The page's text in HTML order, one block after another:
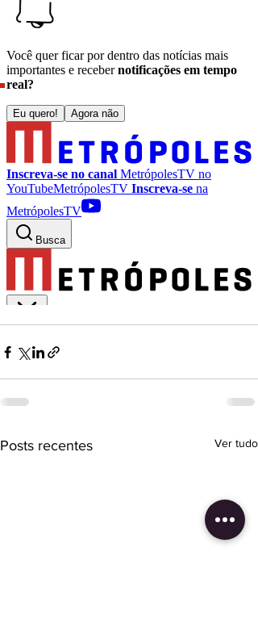
Posts recentes Ver tudo